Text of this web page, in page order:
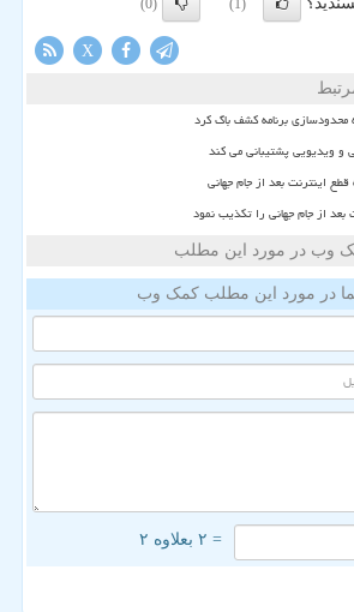
(1)
(0)
X
برنامه کشف باگ کرد
ویدیویی پشتیبانی می کند
اینترنت بعد از جام جهانی
بعد از جام جهانی را تکذیب نمود
وب در مورد این مطلب
در مورد این مطلب کمک وب
= ۲ بعلاوه ۲